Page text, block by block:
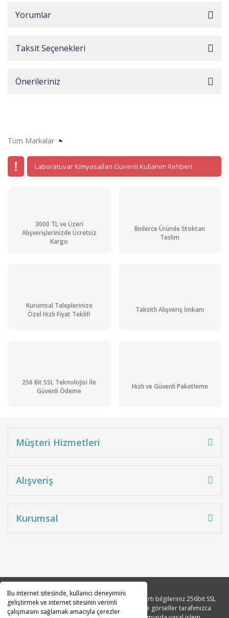
Bu internet sitesinde, kullanıcı deneyimini
geliştirmek ve internet sitesinin verimli
çalışmasını sağlamak amacıyla çerezler
Yorumlar
Taksit Seçenekleri
Önerileriniz
Tüm Markalar
Laboratuvar Kimyasalları Güvenli Kullanım Rehberi
3000 TL ve Üzeri
Alışverişlerinizde Ücretsiz
Kargo
Binlerce Üründe Stoktan
Teslim
Kurumsal Taleplerinize
Özel Hızlı Fiyat Teklifi
Taksitli Alışveriş İmkanı
256 Bit SSL Teknolojisi İle
Güvenli Ödeme
Hızlı ve Güvenli Paketleme
Müşteri Hizmetleri
Alışveriş
Kurumsal
Copyright 2010© Tüm hakları saklıdır. Kredi kartı bilgileriniz 256bit SSL
sertifikası ile korunmaktadır. Tüm açıklama ve görseller tarafımızca